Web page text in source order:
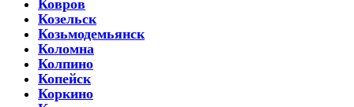
Ковров
Козельск
Козьмодемьянск
Коломна
Колпино
Копейск
Коркино